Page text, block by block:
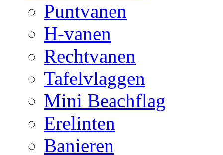
Puntvanen
H-vanen
Rechtvanen
Tafelvlaggen
Mini Beachflag
Erelinten
Banieren